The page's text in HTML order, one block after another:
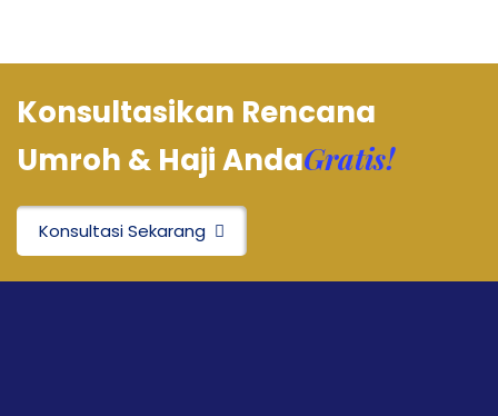
Konsultasikan Rencana
Umroh & Haji AndaGratis!
Konsultasi Sekarang